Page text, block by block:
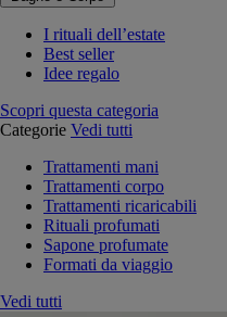
I rituali dell’estate
Best seller
Idee regalo
Scopri questa categoria
Categorie Vedi tutti
Trattamenti mani
Trattamenti corpo
Trattamenti ricaricabili
Rituali profumati
Sapone profumate
Formati da viaggio
Vedi tutti